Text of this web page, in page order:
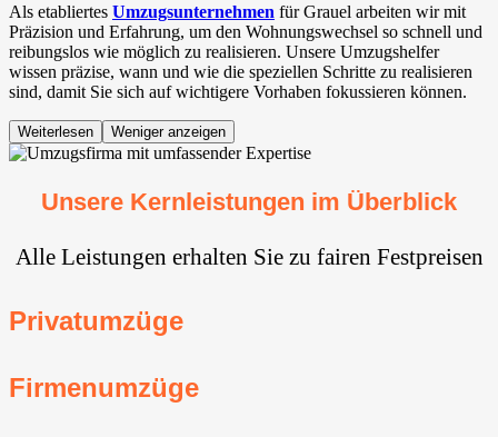
Als etabliertes Umzugsunternehmen für Grauel arbeiten wir mit
Präzision und Erfahrung, um den Wohnungswechsel so schnell und
reibungslos wie möglich zu realisieren. Unsere Umzugshelfer
wissen präzise, wann und wie die speziellen Schritte zu realisieren
sind, damit Sie sich auf wichtigere Vorhaben fokussieren können.
Weiterlesen Weniger anzeigen
Unsere Kernleistungen im Überblick
Alle Leistungen erhalten Sie zu fairen Festpreisen
Privatumzüge
Firmenumzüge